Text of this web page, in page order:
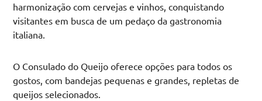
harmonização com cervejas e vinhos, conquistando
visitantes em busca de um pedaço da gastronomia
italiana.
O Consulado do Queijo oferece opções para todos os
gostos, com bandejas pequenas e grandes, repletas de
queijos selecionados.